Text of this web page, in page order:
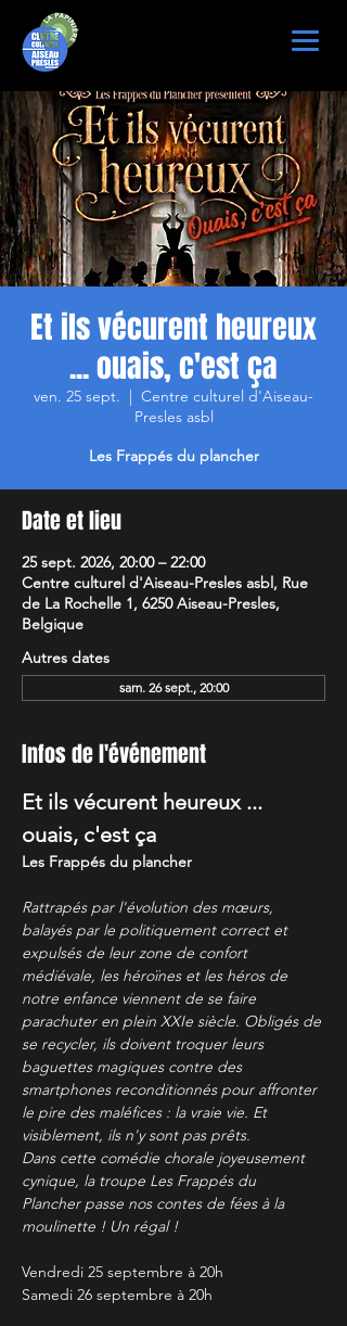
Et ils vécurent heureux
... ouais, c'est ça
ven. 25 sept.
  |
Centre culturel d'Aiseau-
Presles asbl
Les Frappés du plancher
Date et lieu
25 sept. 2026, 20:00 – 22:00
Centre culturel d'Aiseau-Presles asbl, Rue
de La Rochelle 1, 6250 Aiseau-Presles,
Belgique
Autres dates
sam. 26 sept., 20:00
Infos de l'événement
Et ils vécurent heureux ...
ouais, c'est ça
Les Frappés du plancher
Rattrapés par l'évolution des mœurs,
balayés par le politiquement correct et
expulsés de leur zone de confort
médiévale, les héroïnes et les héros de
notre enfance viennent de se faire
parachuter en plein XXIe siècle. Obligés de
se recycler, ils doivent troquer leurs
baguettes magiques contre des
smartphones reconditionnés pour affronter
le pire des maléfices : la vraie vie. Et
visiblement, ils n'y sont pas prêts.
Dans cette comédie chorale joyeusement
cynique, la troupe Les Frappés du
Plancher passe nos contes de fées à la
moulinette ! Un régal !
Vendredi 25 septembre à 20h
Samedi 26 septembre à 20h